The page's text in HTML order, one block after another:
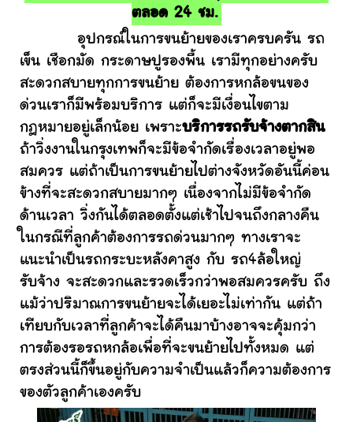
ตลอด 24 ชม.
อุปกรณ์ในการขนย้ายของเราครบครัน รถ
เข็น เชือกมัด กระดาษปูรองพื้น เรามีทุกอย่างครับ
สะดวกสบายทุกการขนย้าย ต้องการหกล้อขนของ
ด่วนเราก็มีพร้อมบริการ แต่ก็จะมีเงื่อนไขตาม
กฎหมายอยู่เล็กน้อย เพราะบริการรถรับจ้างตากสิน
ถ้าวิ่งงานในกรุงเทพก็จะมีข้อจำกัดเรื่องเวลาอยู่พอ
สมควร แต่ถ้าเป็นการขนย้ายไปต่างจังหวัดอันนี้ค่อน
ข้างที่จะสะดวกสบายมากๆ เนื่องจากไม่มีข้อจำกัด
ด้านเวลา วิ่งกันได้ตลอดตั้งแต่เช้าไปจนถึงกลางคืน
ในกรณีที่ลูกค้าต้องการรถด่วนมากๆ ทางเราจะ
แนะนำเป็นรถกระบะหลังคาสูง กับ รถ4ล้อใหญ่
รับจ้าง จะสะดวกและรวดเร็วกว่าพอสมควรครับ ถึง
แม้ว่าปริมาณการขนย้ายจะได้เยอะไม่เท่ากัน แต่ถ้า
เทียบกับเวลาที่ลูกค้าจะได้คืนมาบ้างอาจจะคุ้มกว่า
การต้องรอรถหกล้อเพื่อที่จะขนย้ายไปทั้งหมด แต่
ตรงส่วนนี้ก็ขึ้นอยู่กับความจำเป็นแล้วก็ความต้องการ
ของตัวลูกค้าเองครับ